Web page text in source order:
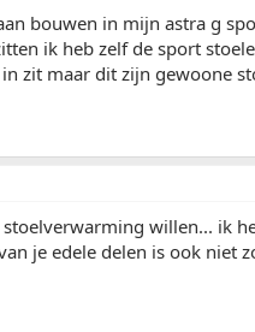
bouwen in mijn astra g
ik heb zelf de sport
zit maar dit zijn gewoone
willen... ik
je edele delen is ook niet